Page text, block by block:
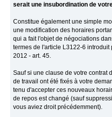
serait une insubordination de
Constitue également une simple
une modification des horaires
qui a fait l'objet de négociations
termes de l'article L3122-6 introduit
2012 - art. 45.
Sauf si une clause de votre contrat
de travail ont été fixés à votre
tenu d'accepter ces nouveaux
de repos est changé (sauf
vous aviez droit précédemment).